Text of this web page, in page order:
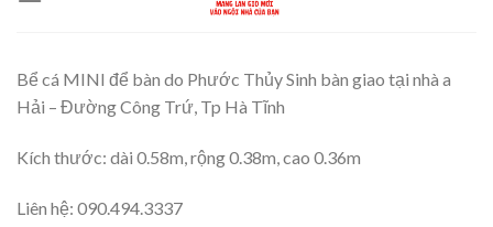
Bể cá MINI để bàn do Phước Thủy Sinh bàn giao tại nhà a
Hải – Đường Công Trứ, Tp Hà Tĩnh
Kích thước: dài 0.58m, rộng 0.38m, cao 0.36m
Liên hệ: 090.494.3337